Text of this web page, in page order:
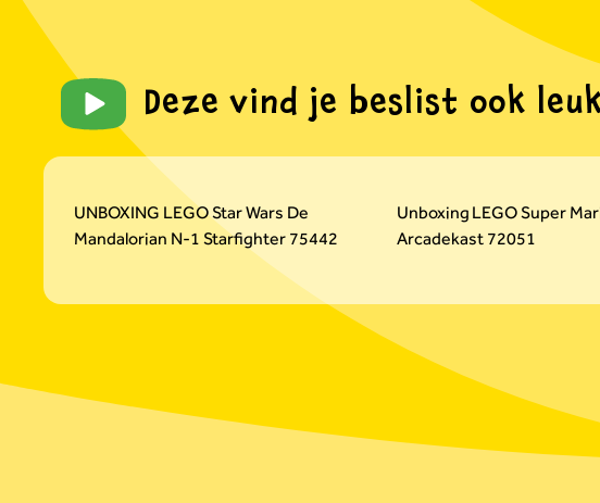
Deze vind je beslist ook
Carousel overslaan
UNBOXING LEGO Star Wars De
Mandalorian N-1 Starfighter 75442
Unboxing LEGO Super
Arcadekast 72051